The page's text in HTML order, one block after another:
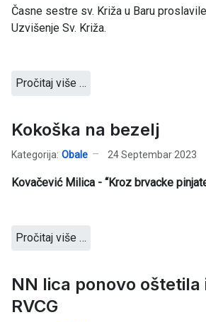
Časne sestre sv. Križa u Baru
Uzvišenje Sv. Križa.
Pročitaj više …
Kokoška na bezelj
Kategorija: Obale 24 Septembar 2023
Kovačević Milica - “Kroz brvacke
Pročitaj više …
NN lica ponovo oštetila
RVCG